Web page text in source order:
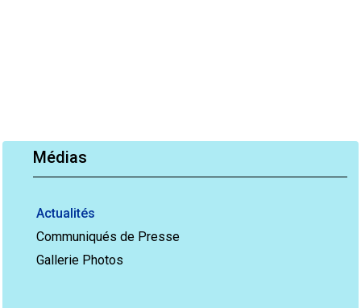
Médias
Actualités
Communiqués de Presse
Gallerie Photos